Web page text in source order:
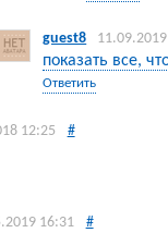
guest8
показать все,
Ответить
12:25 #
16:31 #